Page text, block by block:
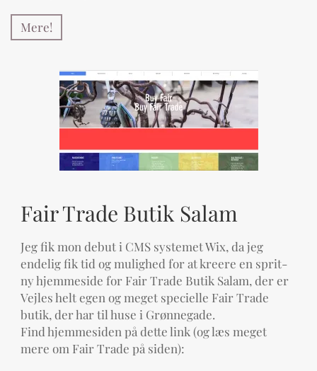
Mere!
Fair Trade Butik Salam
Jeg fik mon debut i CMS systemet Wix, da jeg
endelig fik tid og mulighed for at kreere en sprit-
ny hjemmeside for Fair Trade Butik Salam, der er
Vejles helt egen og meget specielle Fair Trade
butik, der har til huse i Grønnegade.
Find hjemmesiden på dette link (og læs meget
mere om Fair Trade på siden):